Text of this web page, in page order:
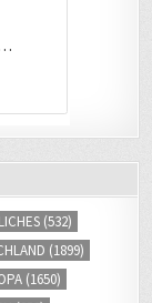
(532)
(1899)
(1650)